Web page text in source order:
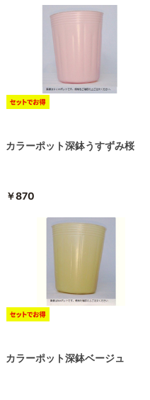
カラーポット深鉢うすずみ桜
￥870
カラーポット深鉢ベージュ